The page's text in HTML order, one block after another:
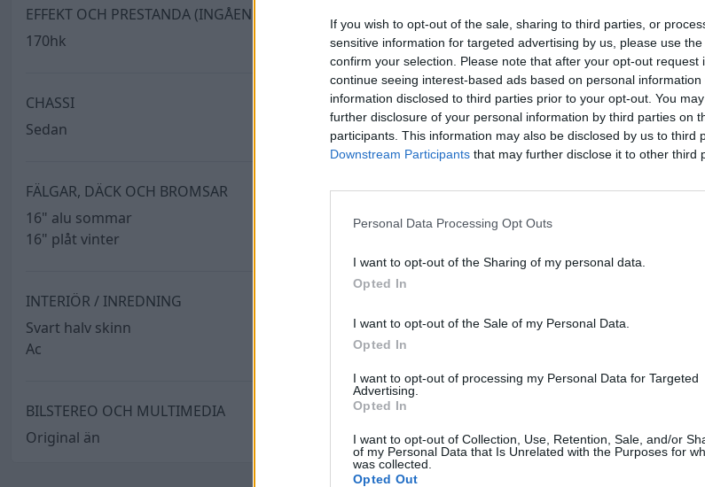
If you wish to opt-out of the sale, sharing to third parties, or
sensitive information for targeted advertising by us, please use
confirm your selection. Please note that after your opt-out request
continue seeing interest-based ads based on personal
information disclosed to third parties prior to your opt-out. You
further disclosure of your personal information by third parties on
participants. This information may also be disclosed by us to third
Downstream Participants that may further disclose it to other third
Personal Data Processing Opt Outs
I want to opt-out of the Sharing of my personal data.
Opted In
I want to opt-out of the Sale of my Personal Data.
Opted In
I want to opt-out of processing my Personal Data for Targeted
Advertising.
Opted In
I want to opt-out of Collection, Use, Retention, Sale, and/or
of my Personal Data that Is Unrelated with the Purposes for
was collected.
Opted Out
EFFEKT OCH PRESTANDA (INGÅENDE)
170hk
CHASSI
Sedan
FÄLGAR, DÄCK OCH BROMSAR
16" alu sommar
16" plåt vinter
INTERIÖR / INREDNING
Svart halv skinn
Ac
BILSTEREO OCH MULTIMEDIA
Original än